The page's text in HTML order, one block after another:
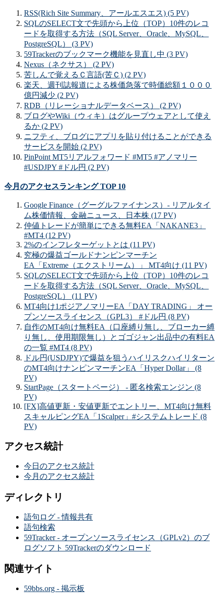
RSS(Rich Site Summary、アールエスエス) (5 PV)
SQLのSELECT文で先頭から上位（TOP）10件のレコ
ードを取得する方法（SQL Server、Oracle、MySQL、
PostgreSQL） (3 PV)
59Trackerのブックマーク機能を見直し中 (3 PV)
Nexus（ネクサス） (2 PV)
苦しんで覚えるＣ言語(苦Ｃ) (2 PV)
楽天、週刊誌報道による株価急落で時価総額１０００
億円減少 (2 PV)
RDB（リレーショナルデータベース） (2 PV)
ブログやWiki（ウィキ）はグループウェアとして使え
るか (2 PV)
ニフティ、ブログにアプリを貼り付けることができる
サービスを開始 (2 PV)
PinPoint MT5リアルフォワード #MT5 #アノマリー
#USDJPY #ドル円 (2 PV)
今月のアクセスランキング TOP 10
Google Finance（グーグルファイナンス）- リアルタイ
ム株価情報、金融ニュース、日本株 (17 PV)
仲値トレードが簡単にできる無料EA「NAKANE3」
#MT4 (12 PV)
2%のインフレターゲットとは (11 PV)
究極の爆益ゴールドナンピンマーチン
EA「Extreme（エクストリーム）」 MT4向け (11 PV)
SQLのSELECT文で先頭から上位（TOP）10件のレコ
ードを取得する方法（SQL Server、Oracle、MySQL、
PostgreSQL） (11 PV)
MT4向け1ポジアノマリーEA「DAY TRADING」 オー
プンソースライセンス（GPL3） #ドル円 (8 PV)
自作のMT4向け無料EA（口座縛り無し、ブローカー縛
り無し、使用期限無し）とゴゴジャン出品中の有料EA
の一覧 #MT4 (8 PV)
ドル円(USDJPY)で爆益を狙うハイリスクハイリターン
のMT4向けナンピンマーチンEA「Hyper Dollar」 (8
PV)
StartPage（スタートページ） - 匿名検索エンジン (8
PV)
[FX]高値更新・安値更新でエントリー、MT4向け無料
スキャルピングEA「1Scalper」#システムトレード (8
PV)
アクセス統計
今日のアクセス統計
今月のアクセス統計
ディレクトリ
語句ログ - 情報共有
語句検索
59Tracker - オープンソースライセンス（GPLv2）のブ
ログソフト 59Trackerのダウンロード
関連サイト
59bbs.org - 掲示板